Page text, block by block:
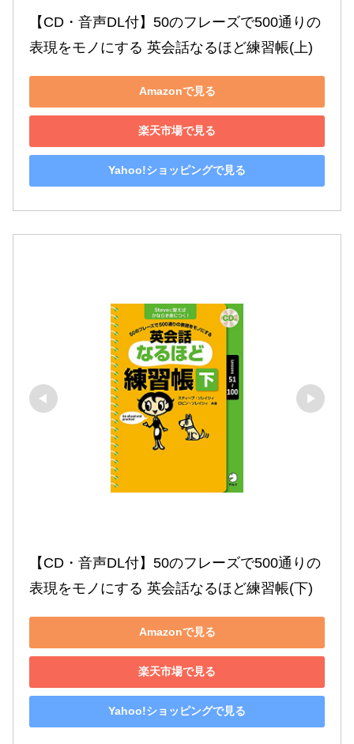
【CD・音声DL付】50のフレーズで500通りの
表現をモノにする 英会話なるほど練習帳(上)
Amazonで見る
楽天市場で見る
Yahoo!ショッピングで見る
【CD・音声DL付】50のフレーズで500通りの
表現をモノにする 英会話なるほど練習帳(下)
Amazonで見る
楽天市場で見る
Yahoo!ショッピングで見る